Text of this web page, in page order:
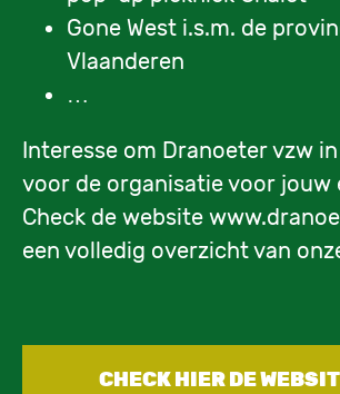
Gone West i.s.m. de
Vlaanderen
…
Interesse om Dranoeter vzw
voor de organisatie voor jouw
Check de website
een volledig overzicht van
CHECK HIER DE